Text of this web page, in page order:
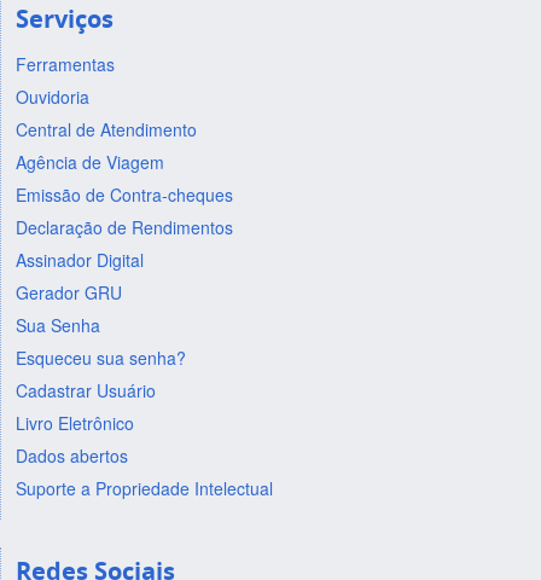
Serviços
Ferramentas
Ouvidoria
Central de Atendimento
Agência de Viagem
Emissão de Contra-cheques
Declaração de Rendimentos
Assinador Digital
Gerador GRU
Sua Senha
Esqueceu sua senha?
Cadastrar Usuário
Livro Eletrônico
Dados abertos
Suporte a Propriedade Intelectual
Redes Sociais